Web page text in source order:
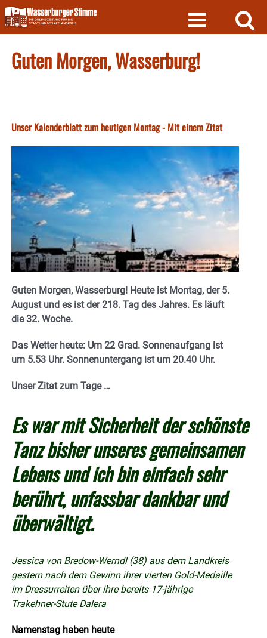
Skip
to
content
Guten Morgen, Wasserburg!
Unser Kalenderblatt zum heutigen Montag - Mit einem Zitat
Guten Morgen, Wasserburg! Heute ist Montag, der 5.
August und es ist der 218. Tag des Jahres. Es läuft
die 32. Woche.
Das Wetter heute: Um 22 Grad. Sonnenaufgang ist
um 5.53 Uhr. Sonnenuntergang ist um 20.40 Uhr.
Unser Zitat zum Tage …
Es war mit Sicherheit der schönste
Tanz bisher unseres gemeinsamen
Lebens und ich bin einfach sehr
berührt, unfassbar dankbar und
überwältigt.
Jessica von Bredow-Werndl (38) aus dem Landkreis
gestern nach dem Gewinn ihrer vierten Gold-Medaille
im Dressurreiten über ihre bereits 17-jährige
Trakehner-Stute Dalera
Namenstag haben heute